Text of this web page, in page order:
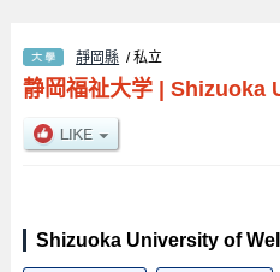
靜岡縣 / 私立
静岡福祉大学| Shizuoka
Shizuoka University of